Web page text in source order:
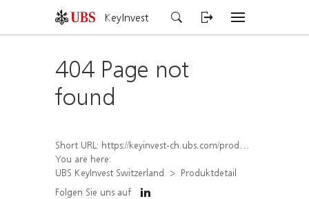
KeyInvest
404 Page not
found
Short URL: https://keyinvest-ch.ubs.com/produkt/detail/index/isin/CH1582452772
You are here:
UBS KeyInvest Switzerland
Produktdetail
Folgen Sie uns auf